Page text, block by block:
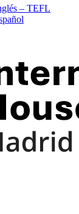
– TEFL